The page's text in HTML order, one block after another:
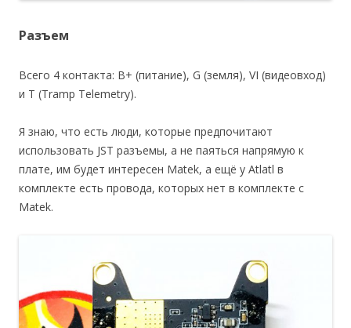
Разъем
Всего 4 контакта: B+ (питание), G (земля), VI (видеовход)
и T (Tramp Telemetry).
Я знаю, что есть люди, которые предпочитают
использовать JST разъемы, а не паяться напрямую к
плате, им будет интересен Matek, а ещё у Atlatl в
комплекте есть провода, которых нет в комплекте с
Matek.